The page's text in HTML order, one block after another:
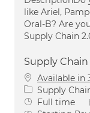
like Ariel,
Oral-B? Are
Supply Chain
Supply
Available in
Category
Supply
Job Type
Full time